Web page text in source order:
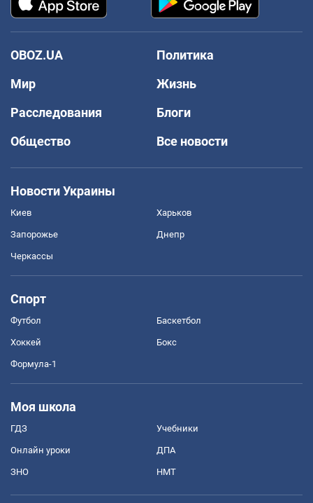
OBOZ.UA
Политика
Мир
Жизнь
Расследования
Блоги
Общество
Все новости
Новости Украины
Киев Харьков
Запорожье Днепр
Черкассы
Спорт
Футбол Баскетбол
Хоккей Бокс
Формула-1
Моя школа
ГДЗ Учебники
Онлайн уроки ДПА
ЗНО НМТ